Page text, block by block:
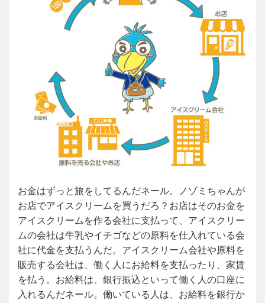
お金はずっと旅をしてるんだネール。ノゾミちゃんが
お店でアイスクリームを買うだろ？お店はそのお金を
アイスクリームを作る会社に支払って、アイスクリー
ムの会社は牛乳やイチゴなどの原料を仕入れている会
社に代金を支払うんだ。アイスクリーム会社や原料を
販売する会社は、働く人にお給料を支払ったり、家賃
を払う。お給料は、銀行振込といって働く人の口座に
入れるんだネール。働いている人は、お給料を銀行か